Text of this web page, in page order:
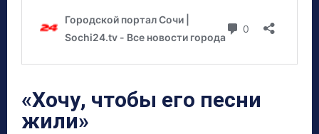
«Хочу, чтобы его песни
жили»